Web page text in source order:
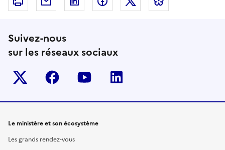
Suivez-nous
sur les réseaux sociaux
Twitter-x facebook youtube
Le ministère et son écosystème
Les grands rendez-vous